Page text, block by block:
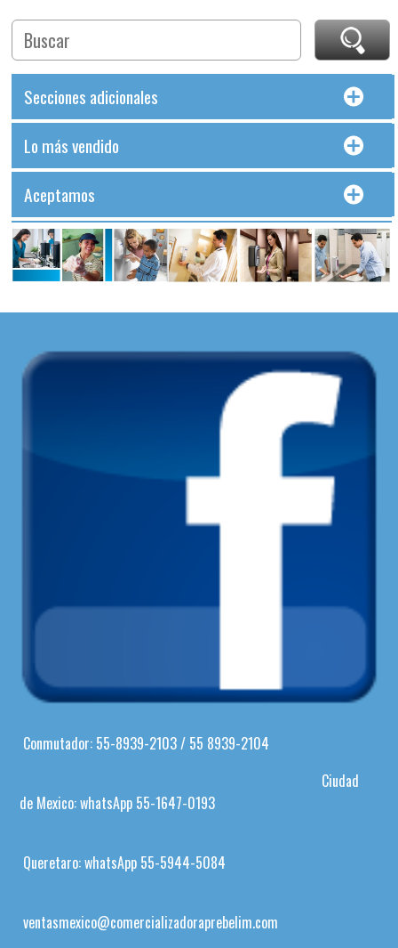
Secciones adicionales
Lo más vendido
Aceptamos
Conmutador: 55-8939-2103 / 55 8939-2104
Ciudad
de Mexico: whatsApp 55-1647-0193
Queretaro: whatsApp 55-5944-5084
ventasmexico@comercializadoraprebelim.com